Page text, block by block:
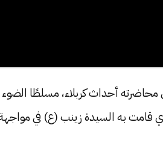
محاضرته أحداث كربلاء، مسلطًا
قامت به السيدة زينب (ع) في